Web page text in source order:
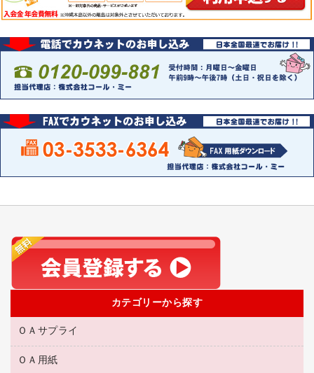
カテゴリーから探す
ＯＡサプライ
互換インクカートリッジ
ＯＡ用紙